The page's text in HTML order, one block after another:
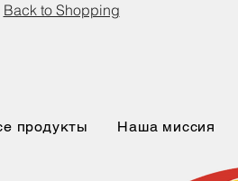
Back to Shopping
продукты Наша миссия